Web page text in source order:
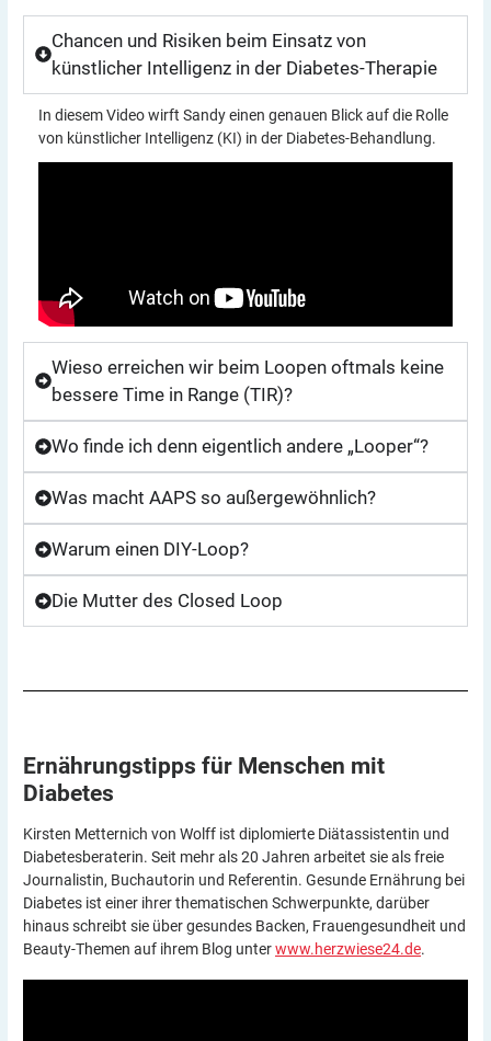
Chancen und Risiken beim Einsatz von
künstlicher Intelligenz in der Diabetes-Therapie
In diesem Video wirft Sandy einen genauen Blick auf die Rolle
von künstlicher Intelligenz (KI) in der Diabetes-Behandlung.
Wieso erreichen wir beim Loopen oftmals keine
bessere Time in Range (TIR)?
Wo finde ich denn eigentlich andere „Looper“?
Was macht AAPS so außergewöhnlich?
Warum einen DIY-Loop?
Die Mutter des Closed Loop
Ernährungstipps für Menschen mit
Diabetes
Kirsten Metternich von Wolff ist diplomierte Diätassistentin und
Diabetesberaterin. Seit mehr als 20 Jahren arbeitet sie als freie
Journalistin, Buchautorin und Referentin. Gesunde Ernährung bei
Diabetes ist einer ihrer thematischen Schwerpunkte, darüber
hinaus schreibt sie über gesundes Backen, Frauengesundheit und
Beauty-Themen auf ihrem Blog unterwww.herzwiese24.de.